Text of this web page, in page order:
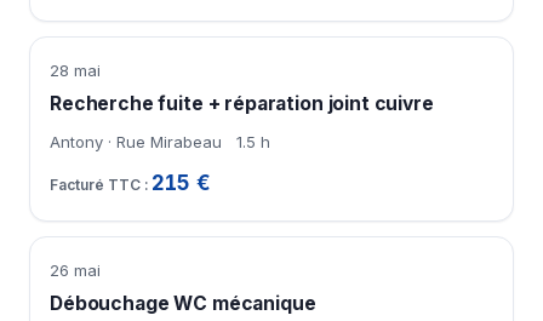
28 mai
Recherche fuite + réparation joint cuivre
Antony · Rue Mirabeau 1.5 h
215 €
26 mai
Débouchage WC mécanique